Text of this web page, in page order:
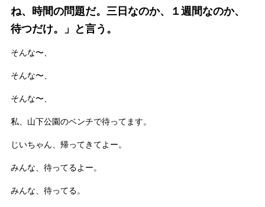
ね、時間の問題だ。三日なのか、１週間なのか、
待つだけ。」と言う。
そんな〜、
そんな〜、
そんな〜、
私、山下公園のベンチで待ってます。
じいちゃん、帰ってきてよー。
みんな、待ってるよー。
みんな、待ってる。